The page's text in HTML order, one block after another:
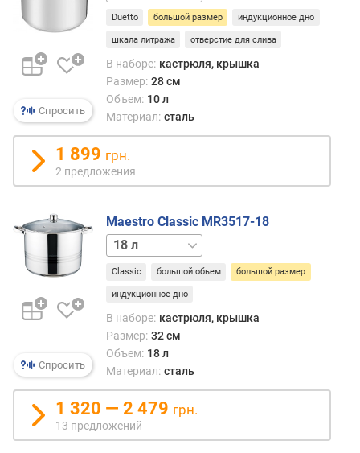
е
ы
м
п
о
т
а
п
о
д
е
д
о
б
Спросить
Duetto большой размер индукционное дно
шкала литража отверстие для слива
В наборе: кастрюля, крышка
Размер: 28 см
Объем: 10 л
Материал: сталь
1 899 грн.
2 предложения
Спросить
Maestro Classic MR3517-18
10 л 14 л
Classic большой обьем большой размер
индукционное дно
В наборе: кастрюля, крышка
Размер: 32 см
Объем: 18 л
Материал: сталь
1 320 — 2 479 грн.
13 предложений